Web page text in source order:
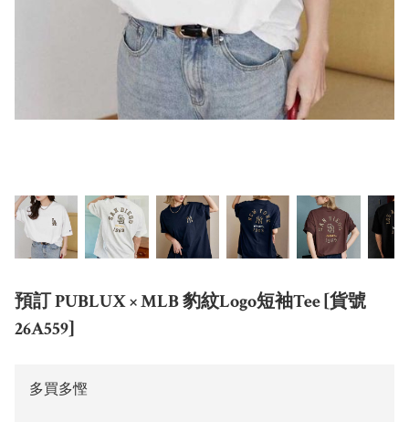
預訂 PUBLUX × MLB 豹紋Logo短袖Tee [貨號
26A559]
多買多慳